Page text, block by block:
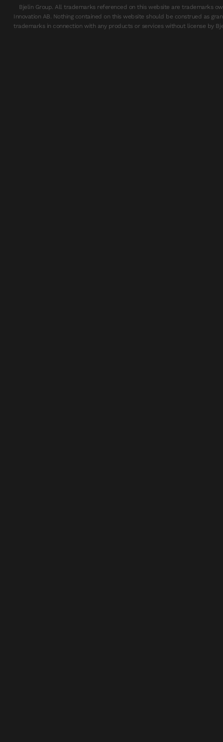
Bjelin Group. All trademarks referenced on this website are trademarks
Innovation AB. Nothing contained on this website should be construed as
trademarks in connection with any products or services without license by